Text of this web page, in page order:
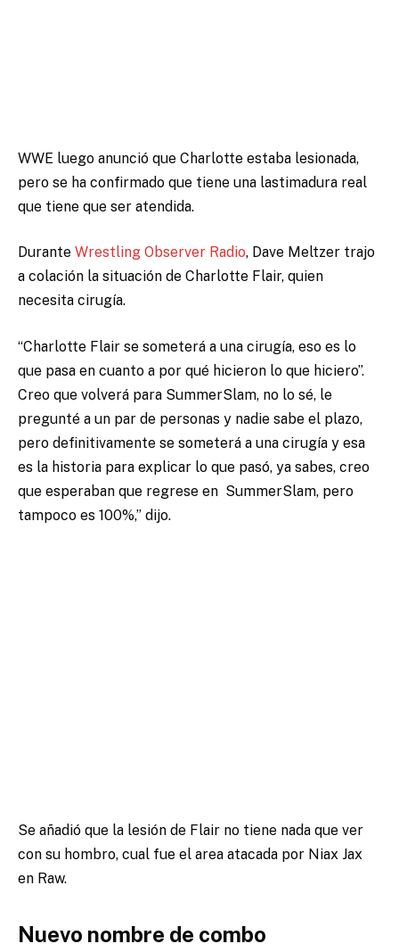
WWE luego anunció que Charlotte estaba lesionada,
pero se ha confirmado que tiene una lastimadura real
que tiene que ser atendida.
Durante Wrestling Observer Radio, Dave Meltzer trajo
a colación la situación de Charlotte Flair, quien
necesita cirugía.
“Charlotte Flair se someterá a una cirugía, eso es lo
que pasa en cuanto a por qué hicieron lo que hiciero”.
Creo que volverá para SummerSlam, no lo sé, le
pregunté a un par de personas y nadie sabe el plazo,
pero definitivamente se someterá a una cirugía y esa
es la historia para explicar lo que pasó, ya sabes, creo
que esperaban que regrese en SummerSlam, pero
tampoco es 100%,” dijo.
Se añadió que la lesión de Flair no tiene nada que ver
con su hombro, cual fue el area atacada por Niax Jax
en Raw.
Nuevo nombre de combo